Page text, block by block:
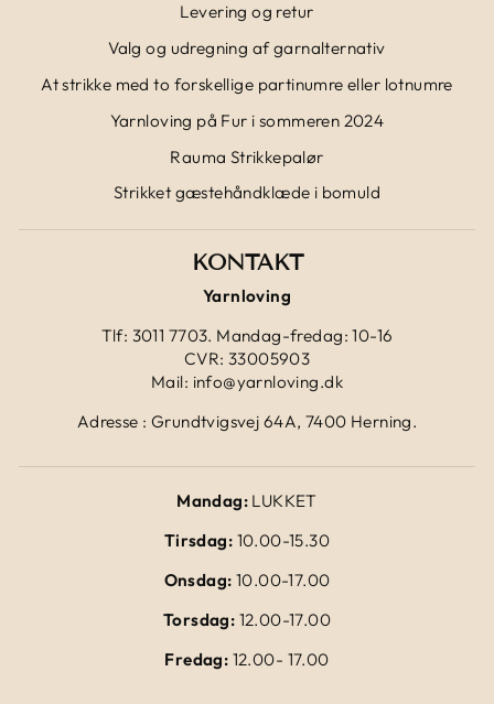
Levering og retur
Valg og udregning af garnalternativ
At strikke med to forskellige partinumre eller lotnumre
Yarnloving på Fur i sommeren 2024
Rauma Strikkepalør
Strikket gæstehåndklæde i bomuld
KONTAKT
Yarnloving
Tlf: 3011 7703. Mandag-fredag: 10-16
CVR: 33005903
Mail: info@yarnloving.dk
Adresse : Grundtvigsvej 64A, 7400 Herning.
Mandag: LUKKET
Tirsdag: 10.00-15.30
Onsdag: 10.00-17.00
Torsdag: 12.00-17.00
Fredag: 12.00- 17.00